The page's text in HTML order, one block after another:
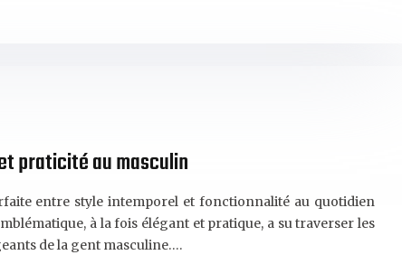
praticité au masculin
entre style intemporel et fonctionnalité au quotidien
à la fois élégant et pratique, a su traverser les
de la gent masculine….